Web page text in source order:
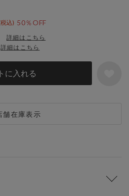
50％OFF
詳細はこちら
に入れる
舗在庫表示
詳細はこちら